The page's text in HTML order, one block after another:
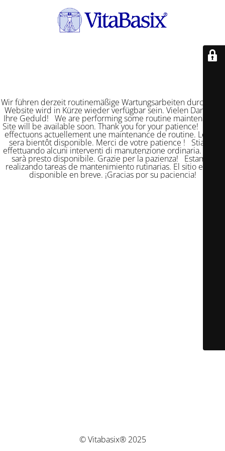
Wir führen derzeit routinemäßige Wartungsarbeiten durch. Die
Website wird in Kürze wieder verfügbar sein. Vielen Dank für
Ihre Geduld! We are performing some routine maintenance.
Site will be available soon. Thank you for your patience! Nous
effectuons actuellement une maintenance de routine. Le site
sera bientôt disponible. Merci de votre patience ! Stiamo
effettuando alcuni interventi di manutenzione ordinaria. Il sito
sarà presto disponibile. Grazie per la pazienza! Estamos
realizando tareas de mantenimiento rutinarias. El sitio estará
disponible en breve. ¡Gracias por su paciencia!
© Vitabasix® 2025